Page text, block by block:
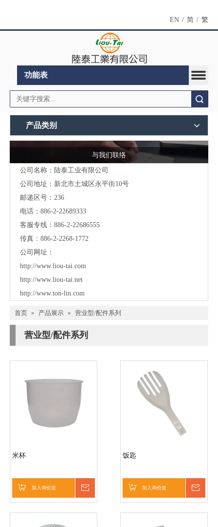
EN / 简 / 繁
功能表
产品类别
与我们联络
公司名称：陆泰工业有限公司
公司地址： 新北市土城区永平街10号
邮递区号：236
电话：886-2-22689333
客服专线：886-2-22686555
传真：886-2-2268-1772
公司网址：
http://www.liou-tai.com
http://www.liou-tai.net
http://www.ton-lin.com
首页 » 产品展示 » 营业型/配件系列
营业型/配件系列
米杯
加入询价篮
饭匙
加入询价篮